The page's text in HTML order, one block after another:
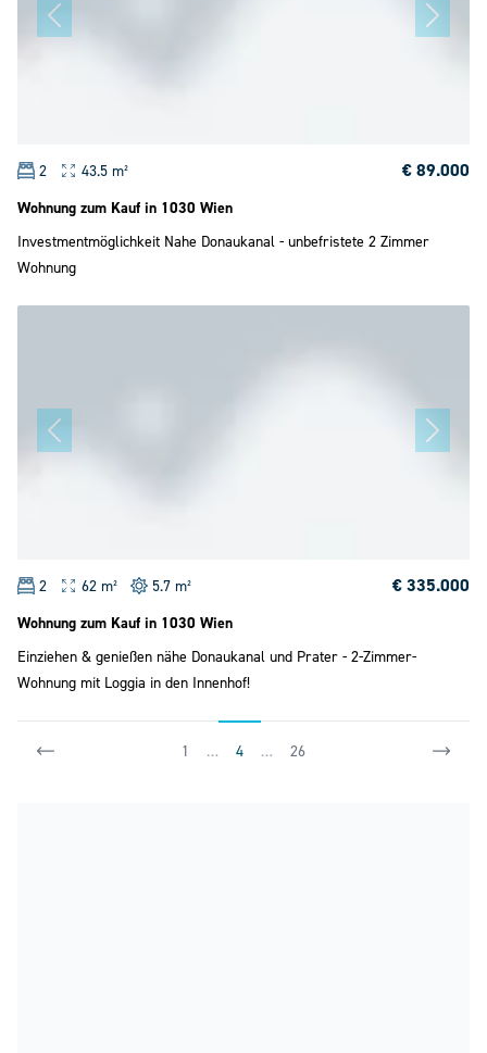
2 43.5 m² € 89.000
Wohnung zum Kauf in 1030 Wien
Investmentmöglichkeit Nahe Donaukanal - unbefristete 2 Zimmer
Wohnung
2 62 m² 5.7 m² € 335.000
Wohnung zum Kauf in 1030 Wien
Einziehen & genießen nähe Donaukanal und Prater - 2-Zimmer-
Wohnung mit Loggia in den Innenhof!
1 … 4 … 26